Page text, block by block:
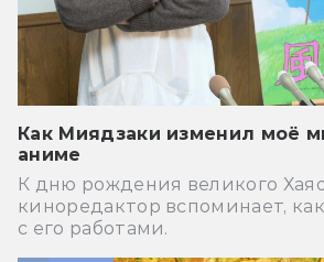
Как Миядзаки изменил моё
аниме
К дню рождения великого
киноредактор вспоминает,
с его работами.